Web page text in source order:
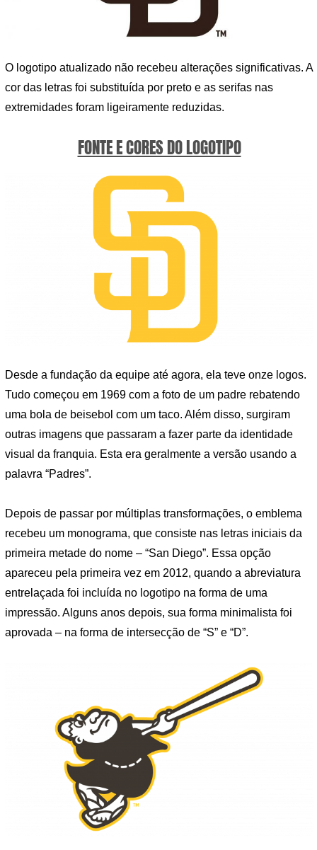
O logotipo atualizado não recebeu alterações significativas. A
cor das letras foi substituída por preto e as serifas nas
extremidades foram ligeiramente reduzidas.
FONTE E CORES DO LOGOTIPO
Desde a fundação da equipe até agora, ela teve onze logos.
Tudo começou em 1969 com a foto de um padre rebatendo
uma bola de beisebol com um taco. Além disso, surgiram
outras imagens que passaram a fazer parte da identidade
visual da franquia. Esta era geralmente a versão usando a
palavra “Padres”.
Depois de passar por múltiplas transformações, o emblema
recebeu um monograma, que consiste nas letras iniciais da
primeira metade do nome – “San Diego”. Essa opção
apareceu pela primeira vez em 2012, quando a abreviatura
entrelaçada foi incluída no logotipo na forma de uma
impressão. Alguns anos depois, sua forma minimalista foi
aprovada – na forma de intersecção de “S” e “D”.